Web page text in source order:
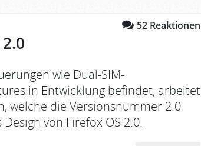
52 Reaktionen
wie Dual-SIM-
in Entwicklung befindet, arbeitet
welche die Versionsnummer 2.0
von Firefox OS 2.0.